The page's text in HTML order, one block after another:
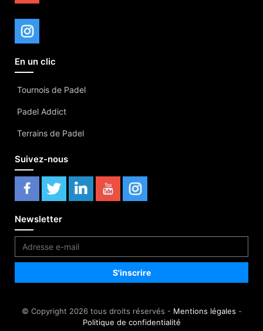
En un clic
Tournois de Padel
Padel Addict
Terrains de Padel
Suivez-nous
Newsletter
© Copyright 2026 tous droits réservés - Mentions légales -
Politique de confidentialité